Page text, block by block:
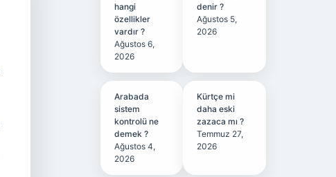
hangi
özellikler
vardır ?
Ağustos 6,
2026
denir ?
Ağustos 5,
2026
Arabada
sistem
kontrolü ne
demek ?
Ağustos 4,
2026
Kürtçe mi
daha eski
zazaca mı ?
Temmuz 27,
2026